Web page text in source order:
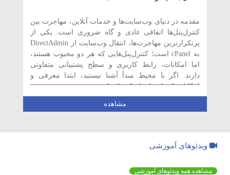
مقدمه در دنیای وب‌سایت‌ها و خدمات آنلاین، مهاجرت بین
کنترل‌پنل‌ها اتفاقی عادی و گاه ضروری است. یکی از
پرتکرارترین مهاجرت‌ها، انتقال وب‌سایت از DirectAdmin
به cPanel است؛ کنترل‌پنل‌هایی که هر دو محبوب هستند،
اما امکانات، رابط کاربری و سطح پشتیبانی متفاوتی
دارند. اگر با محیط مبدأ آشنا نیستید، ابتدا معرفی و
امکانات کنترل پنل دایرکت […]
مشاهده
ویدئوهای آموزشی
مشاهده همه ویدئوهای آموزشی